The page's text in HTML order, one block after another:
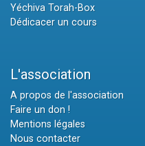
Yéchiva Torah-Box
Dédicacer un cours
L'association
A propos de l'association
Faire un don !
Mentions légales
Nous contacter